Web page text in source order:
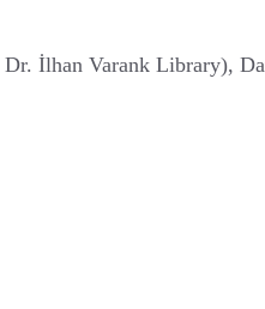
İlhan Varank Library),